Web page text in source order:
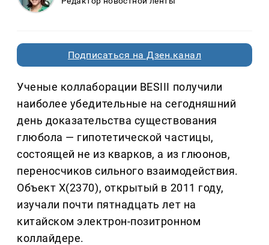
Подписаться на Дзен.канал
Ученые коллаборации BESIII получили
наиболее убедительные на сегодняшний
день доказательства существования
глюбола — гипотетической частицы,
состоящей не из кварков, а из глюонов,
переносчиков сильного взаимодействия.
Объект X(2370), открытый в 2011 году,
изучали почти пятнадцать лет на
китайском электрон-позитронном
коллайдере.